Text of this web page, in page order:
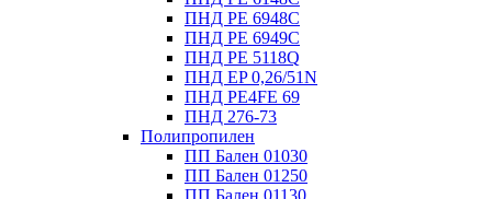
ПНД PE 6948C
ПНД PE 6949C
ПНД PE 5118Q
ПНД EP 0,26/51N
ПНД PE4FE 69
ПНД 276-73
Полипропилен
ПП Бален 01030
ПП Бален 01250
ПП Бален 01130